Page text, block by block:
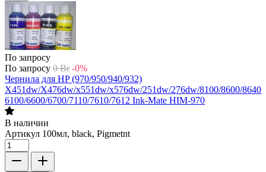
По запросу
По запросу 0 Br -0%
Чернила для HP (970/950/940/932)
X451dw/X476dw/x551dw/x576dw/251dw/276dw/8100/8600/8640/
6100/6600/6700/7110/7610/7612 Ink-Mate HIM-970
В наличии
Артикул 100мл, black, Pigmetnt